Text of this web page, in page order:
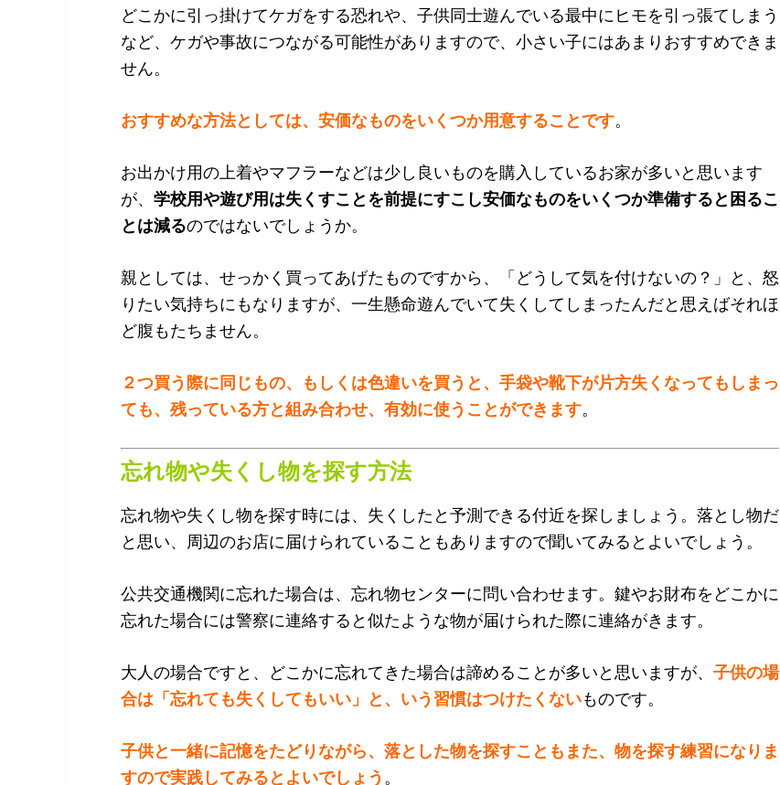
どこかに引っ掛けてケガをする恐れや、子供同士遊んでいる最中にヒモを引っ張てしまう
など、ケガや事故につながる可能性がありますので、小さい子にはあまりおすすめできま
せん。
おすすめな方法としては、安価なものをいくつか用意することです。
お出かけ用の上着やマフラーなどは少し良いものを購入しているお家が多いと思います
が、 学校用や遊び用は失くすことを前提にすこし安価なものをいくつか準備すると困るこ
とは減るのではないでしょうか。
親としては、せっかく買ってあげたものですから、「どうして気を付けないの？」と、怒
りたい気持ちにもなりますが、一生懸命遊んでいて失くしてしまったんだと思えばそれほ
ど腹もたちません。
２つ買う際に同じもの、もしくは色違いを買うと、手袋や靴下が片方失くなってもしまっ
ても、残っている方と組み合わせ、有効に使うことができます。
忘れ物や失くし物を探す方法
忘れ物や失くし物を探す時には、失くしたと予測できる付近を探しましょう。落とし物だ
と思い、周辺のお店に届けられていることもありますので聞いてみるとよいでしょう。
公共交通機関に忘れた場合は、忘れ物センターに問い合わせます。鍵やお財布をどこかに
忘れた場合には警察に連絡すると似たような物が届けられた際に連絡がきます。
大人の場合ですと、どこかに忘れてきた場合は諦めることが多いと思いますが、 子供の場
合は「忘れても失くしてもいい」と、いう習慣はつけたくないものです。
子供と一緒に記憶をたどりながら、落とした物を探すこともまた、物を探す練習になりま
すので実践してみるとよいでしょう 。